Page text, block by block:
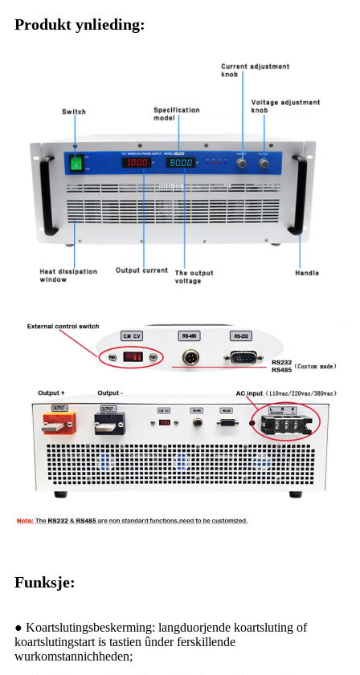
Produkt ynlieding:
Funksje:
● Koartslutingsbeskerming: langduorjende koartsluting of
koartslutingstart is tastien ûnder ferskillende
wurkomstannichheden;